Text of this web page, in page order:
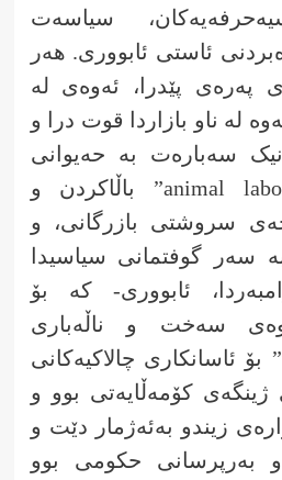
سیاسەت
ئاستی ئابووری. هەر
پەرەی پێدرا، ئەوەی لە
لە ناو بازاردا قوت درا و
سەبارەت بە حەیوانی
زەحمەتکێش “animal laborans” باڵاکردن و
سروشتی بازرگانی، و
سەر گوفتمانی سیاسیدا
ئابووری- کە بۆ
سەخت و ناڵەباری
پێویستی “the oikos” بۆ ئاسانکاری چالاکیەکانی
کۆمەڵایەتی بوو و
زیندو بەئەژمار دێت و
بەرپرسانی حکومی بوو